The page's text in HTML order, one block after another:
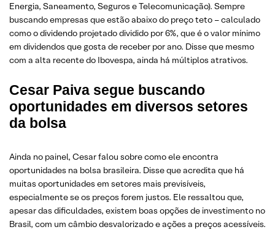
Energia, Saneamento, Seguros e Telecomunicação). Sempre
buscando empresas que estão abaixo do preço teto – calculado
como o dividendo projetado dividido por 6%, que é o valor mínimo
em dividendos que gosta de receber por ano. Disse que mesmo
com a alta recente do Ibovespa, ainda há múltiplos atrativos.
Cesar Paiva segue buscando
oportunidades em diversos setores
da bolsa
Ainda no painel, Cesar falou sobre como ele encontra
oportunidades na bolsa brasileira. Disse que acredita que há
muitas oportunidades em setores mais previsíveis,
especialmente se os preços forem justos. Ele ressaltou que,
apesar das dificuldades, existem boas opções de investimento no
Brasil, com um câmbio desvalorizado e ações a preços acessíveis.